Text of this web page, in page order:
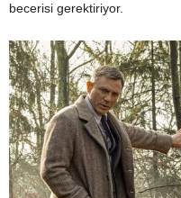
becerisi gerektiriyor.